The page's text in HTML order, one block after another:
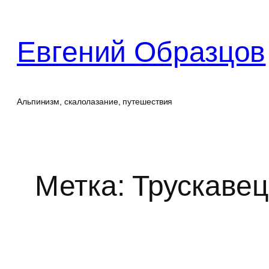
содержимому
Евгений Образцов
Альпинизм, скалолазание, путешествия
Метка: Трускавец